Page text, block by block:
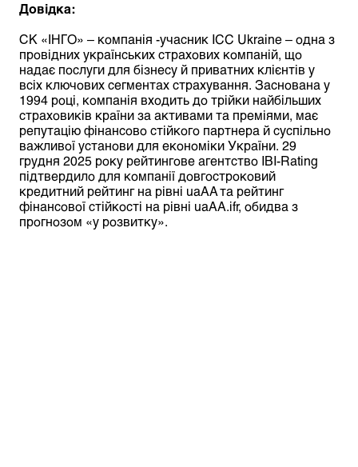
Довідка:
СК «ІНГО» – компанія -учасник ICC Ukraine – одна з
провідних українських страхових компаній, що
надає послуги для бізнесу й приватних клієнтів у
всіх ключових сегментах страхування. Заснована у
1994 році, компанія входить до трійки найбільших
страховиків країни за активами та преміями, має
репутацію фінансово стійкого партнера й суспільно
важливої установи для економіки України. 29
грудня 2025 року рейтингове агентство IBI-Rating
підтвердило для компанії довгостроковий
кредитний рейтинг на рівні uaAA та рейтинг
фінансової стійкості на рівні uaAA.ifr, обидва з
прогнозом «у розвитку».